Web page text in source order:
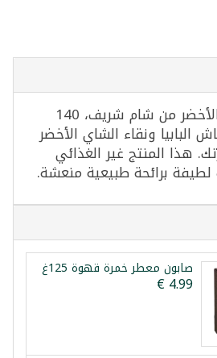
صابون بابيا والشاي الأخضر من شام شريف، 140
البابيا ونقاء الشاي الأخضر
هذا المنتج غير الغذائي
برائحة طبيعية منعشة.
صابون معطر خمرة قهوة 125غ